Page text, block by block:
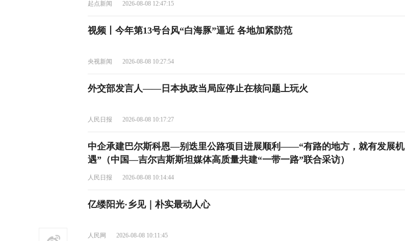
起点新闻 2026-08-08 12:47:15
视频丨今年第13号台风“白海豚”逼近 各地加紧防范
央视新闻 2026-08-08 10:27:54
外交部发言人——日本执政当局应停止在核问题上玩火
人民日报 2026-08-08 10:17:27
中企承建巴尔斯科恩—别迭里公路项目进展顺利——“有路的地方，就有发展机
遇”（中国—吉尔吉斯斯坦媒体高质量共建“一带一路”联合采访）
人民日报 2026-08-08 10:14:44
亿缕阳光·乡见｜朴实最动人心
人民网 2026-08-08 10:11:45